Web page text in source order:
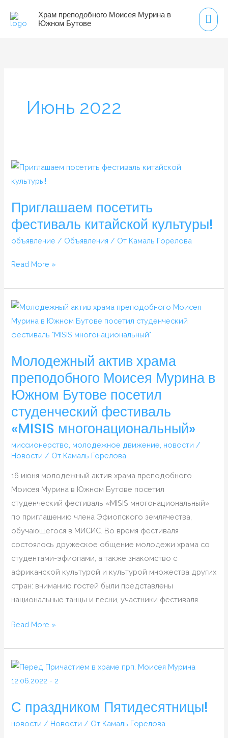
Храм преподобного Моисея Мурина в
Южном Бутове
Июнь 2022
Приглашаем посетить
фестиваль китайской культуры!
объявление / Объявления / От Камаль Горелова
Приглашаем
посетить
китайской
культуры!
Read More »
Молодежный актив храма
преподобного Моисея Мурина в
Южном Бутове посетил
студенческий фестиваль
«MISIS многонациональный»
миссионерство молодежное движение новости /
Новости / От Камаль Горелова
16 июня молодежный актив храма преподобного
Моисея Мурина в Южном Бутове посетил
студенческий фестиваль «MISIS многонациональный»
по приглашению члена Эфиопского землячества,
обучающегося в МИСИС. Во время фестиваля
состоялось дружеское общение молодежи храма со
студентами-эфиопами, а также знакомство с
африканской культурой и культурой множества других
стран: вниманию гостей были представлены
национальные танцы и песни, участники фестиваля
Молодежный
актив
храма
Моисея
Мурина
в
Бутове
посетил
студенческий
фестиваль
«MISIS
многонациональный»
Read More »
С праздником Пятидесятницы!
новости / Новости / От Камаль Горелова
С
праздником